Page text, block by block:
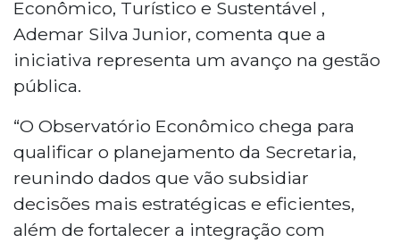
Econômico, Turístico e Sustentável ,
Ademar Silva Junior, comenta que a
iniciativa representa um avanço na gestão
pública.
“O Observatório Econômico chega para
qualificar o planejamento da Secretaria,
reunindo dados que vão subsidiar
decisões mais estratégicas e eficientes,
além de fortalecer a integração com